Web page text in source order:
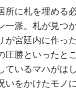
所に札を埋める
一派。札が見つ
が宮廷内に作っ
圧勝といったと
ているマハがは
いをかけたモノ